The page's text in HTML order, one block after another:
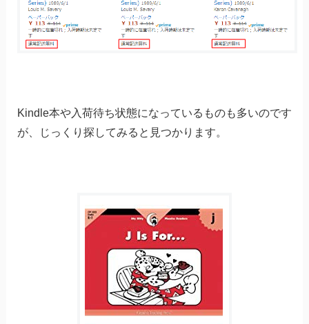
Kindle本や入荷待ち状態になっているものも多いのです
が、じっくり探してみると見つかります。